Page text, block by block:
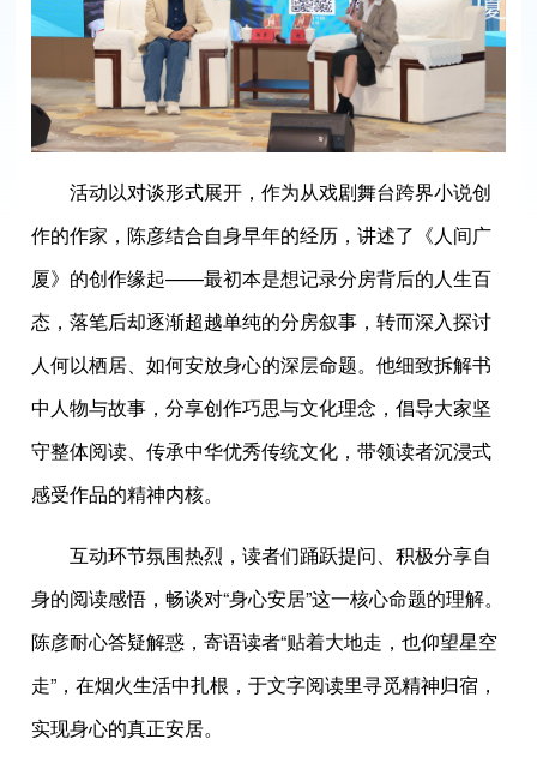
活动以对谈形式展开，作为从戏剧舞台跨界小说创
作的作家，陈彦结合自身早年的经历，讲述了《人间广
厦》的创作缘起——最初本是想记录分房背后的人生百
态，落笔后却逐渐超越单纯的分房叙事，转而深入探讨
人何以栖居、如何安放身心的深层命题。他细致拆解书
中人物与故事，分享创作巧思与文化理念，倡导大家坚
守整体阅读、传承中华优秀传统文化，带领读者沉浸式
感受作品的精神内核。
互动环节氛围热烈，读者们踊跃提问、积极分享自
身的阅读感悟，畅谈对“身心安居”这一核心命题的理解。
陈彦耐心答疑解惑，寄语读者“贴着大地走，也仰望星空
走”，在烟火生活中扎根，于文字阅读里寻觅精神归宿，
实现身心的真正安居。